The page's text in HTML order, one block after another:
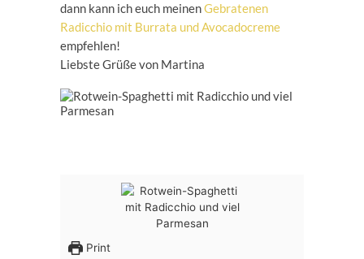
dann kann ich euch meinenGebratenen
Radicchio mit Burrata und Avocadocreme
empfehlen!
Liebste Grüße von Martina
Print